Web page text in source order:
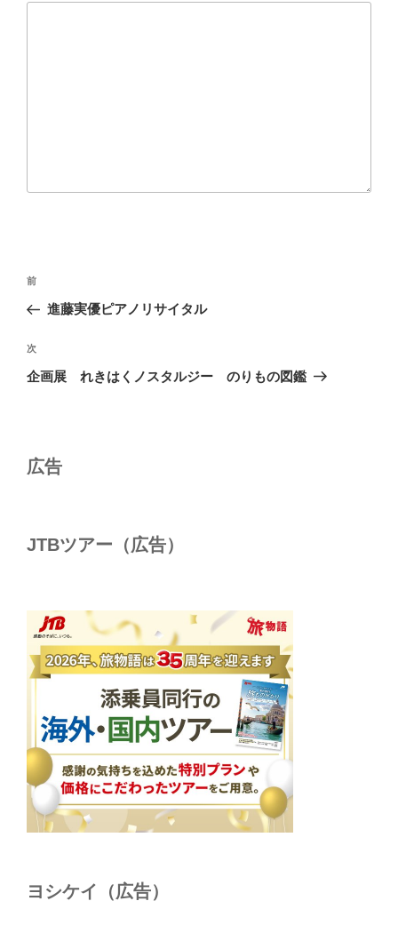
投
ナ
ビ
ゲ
ン
前
の
稿
前
進藤実優ピアノリサイタル
次
の
次
企画展 れきはくノスタルジー のりもの図鑑
広告
JTBツアー（広告）
ヨシケイ（広告）